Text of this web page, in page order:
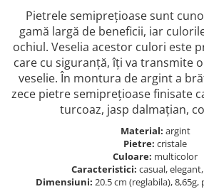
Pietrele semiprețioase sunt
gamă largă de beneficii, iar
ochiul. Veselia acestor culori este
care cu siguranță, îți va transmite
veselie. În montura de argint a
zece pietre semiprețioase finisate
turcoaz, jasp dalmațian,
Material: argint
Pietre: cristale
Culoare: multicolor
Caracteristici: casual,
Dimensiuni: 20.5 cm (reglabila), 8,65g,